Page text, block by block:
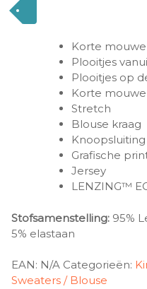
Korte
Plooitjes
Plooitjes op
Korte
Stretch
Blouse kraag
Knoopsluiting
Grafische
Jersey
LENZING™
Stofsamenstelling: 95%
5% elastaan
EAN: N/A Categorieën:
Sweaters / Blouse